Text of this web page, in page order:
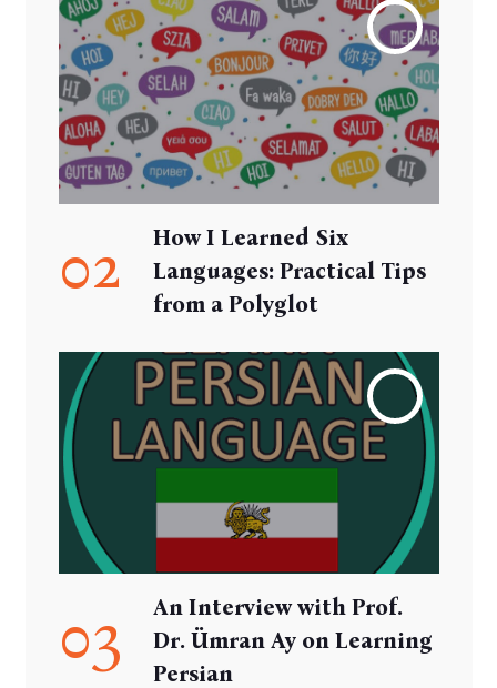
02
How I Learned Six
Languages: Practical Tips
from a Polyglot
03
An Interview with Prof.
Dr. Ümran Ay on Learning
Persian